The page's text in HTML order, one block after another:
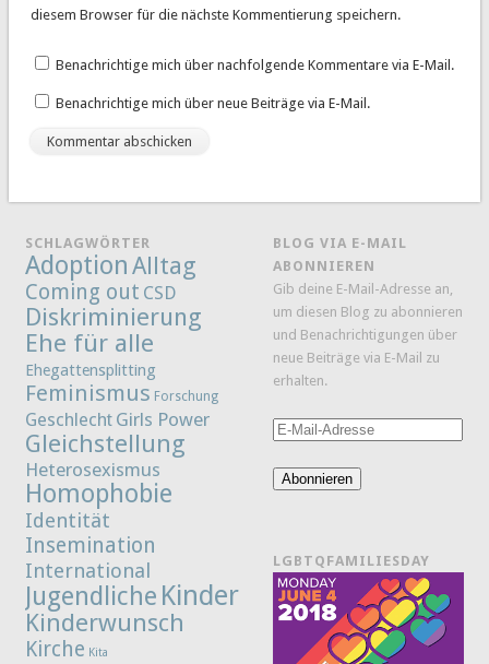
diesem Browser für die nächste Kommentierung speichern.
Benachrichtige mich über nachfolgende Kommentare via E-Mail.
Benachrichtige mich über neue Beiträge via E-Mail.
SCHLAGWÖRTER
AdoptionAlltag
Coming out CSD
Diskriminierung
Ehe für alle
Ehegattensplitting
Feminismus Forschung
Geschlecht Girls Power
Gleichstellung
Heterosexismus
Homophobie
Identität
Insemination
International
Jugendliche Kinder
Kinderwunsch
Kirche Kita
BLOG VIA E-MAIL
ABONNIEREN
Gib deine E-Mail-Adresse an,
um diesen Blog zu abonnieren
und Benachrichtigungen über
neue Beiträge via E-Mail zu
erhalten.
E-
Adresse
Abonnieren
LGBTQFAMILIESDAY